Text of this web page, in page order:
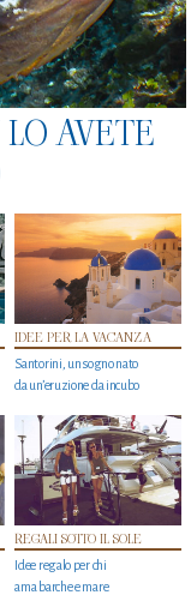
AVETE
IDEE PER LA VACANZA
Santorini, un sogno nato
da un’eruzione da incubo
REGALI SOTTO IL SOLE
Idee regalo per chi
ama barche e mare